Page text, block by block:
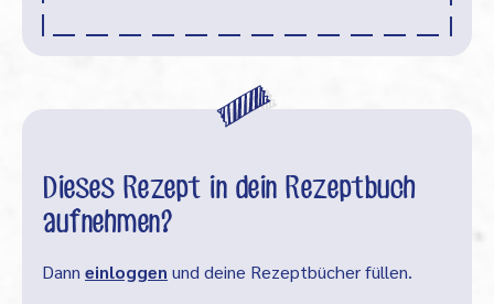
Dieses Rezept in dein Rezeptbuch
aufnehmen?
Dann einloggen und deine Rezeptbücher füllen.